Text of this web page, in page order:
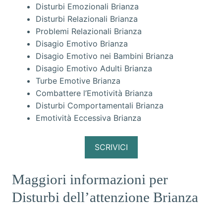
Disturbi Emozionali Brianza
Disturbi Relazionali Brianza
Problemi Relazionali Brianza
Disagio Emotivo Brianza
Disagio Emotivo nei Bambini Brianza
Disagio Emotivo Adulti Brianza
Turbe Emotive Brianza
Combattere l’Emotività Brianza
Disturbi Comportamentali Brianza
Emotività Eccessiva Brianza
SCRIVICI
Maggiori informazioni per
Disturbi dell’attenzione Brianza